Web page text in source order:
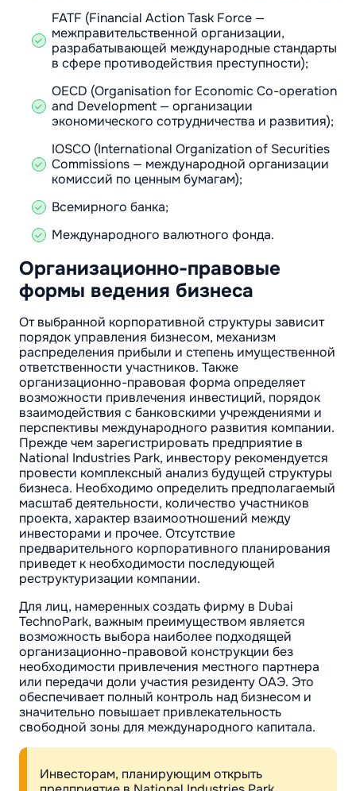
FATF (Financial Action Task Force —
межправительственной организации,
разрабатывающей международные стандарты
в сфере противодействия преступности);
OECD (Organisation for Economic Co-operation
and Development — организации
экономического сотрудничества и развития);
IOSCO (International Organization of Securities
Commissions — международной организации
комиссий по ценным бумагам);
Всемирного банка;
Международного валютного фонда.
Организационно-правовые
формы ведения бизнеса
От выбранной корпоративной структуры зависит
порядок управления бизнесом, механизм
распределения прибыли и степень имущественной
ответственности участников. Также
организационно-правовая форма определяет
возможности привлечения инвестиций, порядок
взаимодействия с банковскими учреждениями и
перспективы международного развития компании.
Прежде чем зарегистрировать предприятие в
National Industries Park, инвестору рекомендуется
провести комплексный анализ будущей структуры
бизнеса. Необходимо определить предполагаемый
масштаб деятельности, количество участников
проекта, характер взаимоотношений между
инвесторами и прочее. Отсутствие
предварительного корпоративного планирования
приведет к необходимости последующей
реструктуризации компании.
Для лиц, намеренных создать фирму в Dubai
TechnoPark, важным преимуществом является
возможность выбора наиболее подходящей
организационно-правовой конструкции без
необходимости привлечения местного партнера
или передачи доли участия резиденту ОАЭ. Это
обеспечивает полный контроль над бизнесом и
значительно повышает привлекательность
свободной зоны для международного капитала.
Инвесторам, планирующим открыть